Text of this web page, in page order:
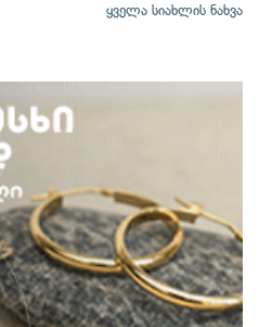
ყველა სიახლის ნახვა